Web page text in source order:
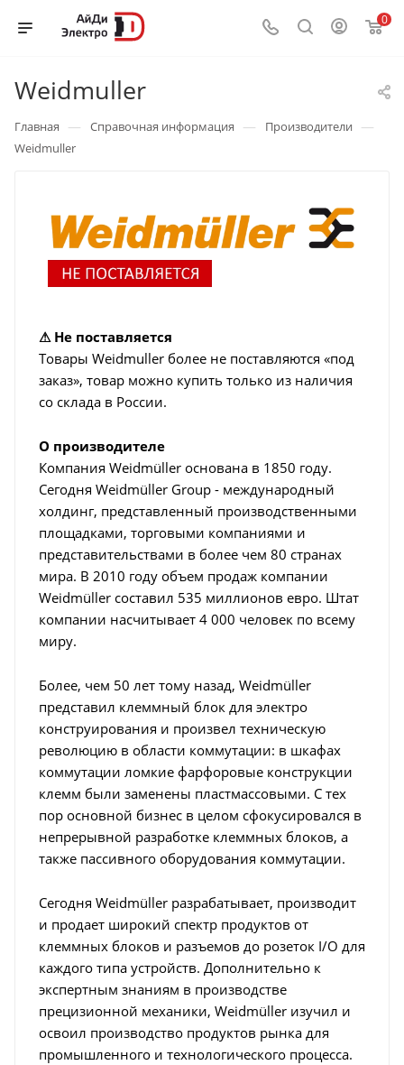
0
Weidmuller
Главная — Справочная информация — Производители —
Weidmuller
⚠ Не поставляется
Товары Weidmuller более не поставляются «под
заказ», товар можно купить только из наличия
со склада в России.
О производителе
Компания Weidmüller основана в 1850 году.
Сегодня Weidmüller Group - международный
холдинг, представленный производственными
площадками, торговыми компаниями и
представительствами в более чем 80 странах
мира. В 2010 году объем продаж компании
Weidmüller составил 535 миллионов евро. Штат
компании насчитывает 4 000 человек по всему
миру.
Более, чем 50 лет тому назад, Weidmüller
представил клеммный блок для электро
конструирования и произвел техническую
революцию в области коммутации: в шкафах
коммутации ломкие фарфоровые конструкции
клемм были заменены пластмассовыми. C тех
пор основной бизнес в целом сфокусировался в
непрерывной разработке клеммных блоков, а
также пассивного оборудования коммутации.
Сегодня Weidmüller разрабатывает, производит
и продает широкий спектр продуктов от
клеммных блоков и разъемов до розеток I/O для
каждого типа устройств. Дополнительно к
экспертным знаниям в производстве
прецизионной механики, Weidmüller изучил и
освоил производство продуктов рынка для
промышленного и технологического процесса.